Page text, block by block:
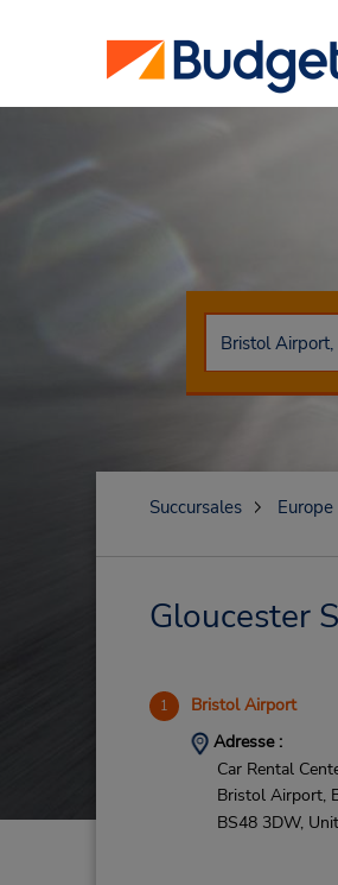
Succursales Europe
Gloucester
1 Bristol Airport
Adresse :
Car Rental
Bristol Airport,
BS48 3DW,